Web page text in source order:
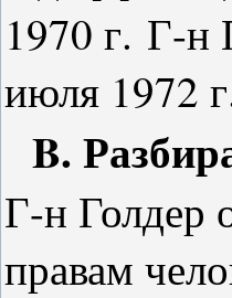
1970 г. Г-н
июля 1972
B.
Г-н Голдер
правам